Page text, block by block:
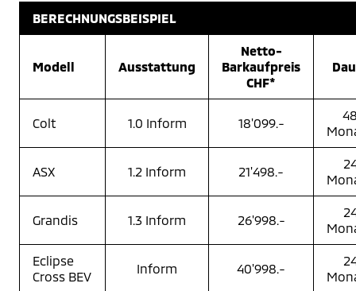
BERECHNUNGSBEISPIEL
Modell Ausstattung
Netto-
Barkaufpreis
CHF*
Colt 1.0 Inform 18'099.-
ASX 1.2 Inform 21'498.-
Grandis 1.3 Inform 26'998.-
Eclipse
Cross BEV
Inform 40'998.-